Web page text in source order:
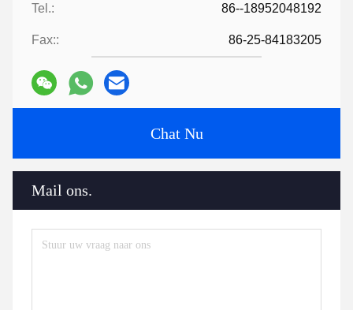
Tel.: 86--18952048192
Fax:: 86-25-84183205
Chat Nu
Mail ons.